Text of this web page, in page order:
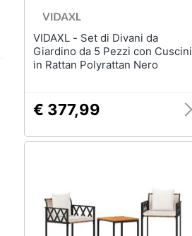
VIDAXL - Set di Divani da
Giardino da 5 Pezzi con Cuscini
in Rattan Polyrattan Nero
€ 377,99